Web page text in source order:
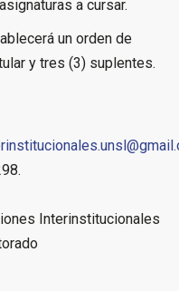
a cursar.
un orden de
y tres (3) suplentes.
Interinstitucionales